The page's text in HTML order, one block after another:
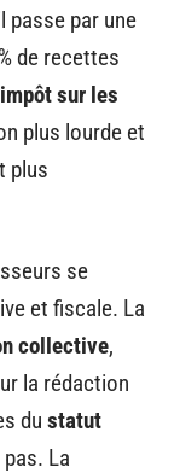
passe par une
de recettes
impôt sur les
plus lourde et
plus
se
et fiscale. La
collective,
la rédaction
du statut
La